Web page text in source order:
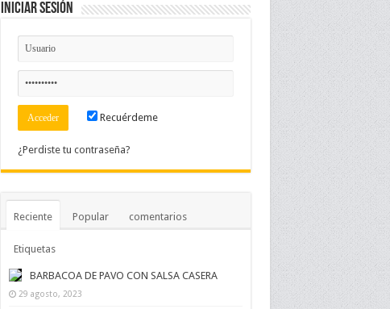
Iniciar Sesión
Recuérdeme
¿Perdiste tu contraseña?
Reciente Popular comentarios
Etiquetas
BARBACOA DE PAVO CON SALSA CASERA
29 agosto, 2023